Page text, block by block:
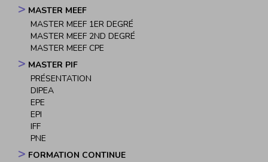
MASTER MEEF
MASTER MEEF 1ER DEGRÉ
MASTER MEEF 2ND DEGRÉ
MASTER MEEF CPE
MASTER PIF
PRÉSENTATION
DIPEA
EPE
EPI
IFF
PNE
FORMATION CONTINUE